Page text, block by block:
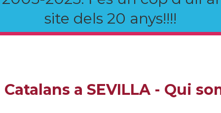
site dels 20 anys!!!!
Catalans a SEVILLA - Qui